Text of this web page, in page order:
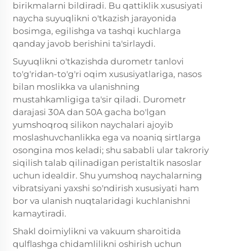
birikmalarni bildiradi. Bu qattiklik xususiyati
naycha suyuqlikni o'tkazish jarayonida
bosimga, egilishga va tashqi kuchlarga
qanday javob berishini ta'sirlaydi.
Suyuqlikni o'tkazishda durometr tanlovi
to'g'ridan-to'g'ri oqim xususiyatlariga, nasos
bilan moslikka va ulanishning
mustahkamligiga ta'sir qiladi. Durometr
darajasi 30A dan 50A gacha bo'lgan
yumshoqroq silikon naychalari ajoyib
moslashuvchanlikka ega va noaniq sirtlarga
osongina mos keladi; shu sababli ular takroriy
siqilish talab qilinadigan peristaltik nasoslar
uchun idealdir. Shu yumshoq naychalarning
vibratsiyani yaxshi so'ndirish xususiyati ham
bor va ulanish nuqtalaridagi kuchlanishni
kamaytiradi.
Shakl doimiylikni va vakuum sharoitida
qulflashga chidamlilikni oshirish uchun